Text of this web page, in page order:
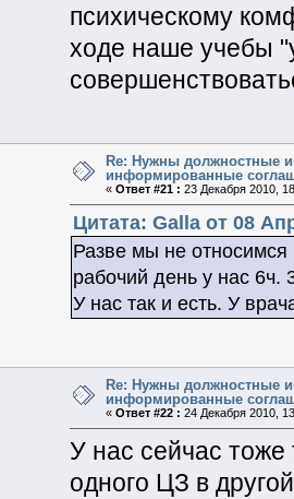
психическому
ходе наше учебы
Re: Нужны должностные
информированные
« Ответ #21 : 23 Декабря 2010,
Цитата: Galla от 08
Разве мы не
рабочий день у нас
У нас так и есть. У
Re: Нужны должностные
информированные
« Ответ #22 : 24 Декабря 2010,
У нас сейчас тоже
одного ЦЗ в